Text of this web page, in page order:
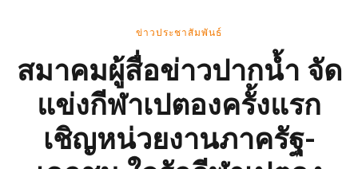
ข่าวประชาสัมพันธ์
สมาคมผู้สื่อข่าวปากน้ำ จัด
แข่งกีฬาเปตองครั้งแรก
เชิญหน่วยงานภาครัฐ-